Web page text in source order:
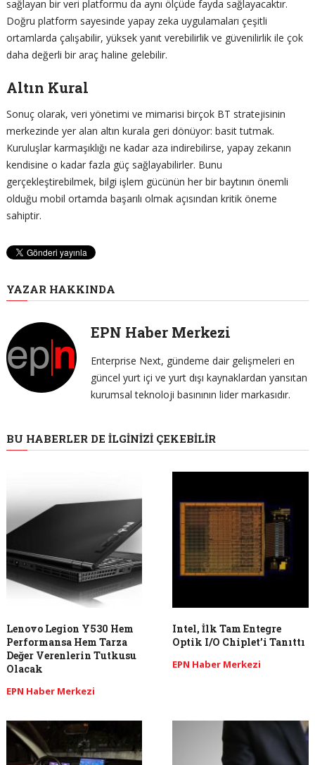
sağlayan bir veri platformu da aynı ölçüde fayda sağlayacaktır.
Doğru platform sayesinde yapay zeka uygulamaları çeşitli
ortamlarda çalışabilir, yüksek yanıt verebilirlik ve güvenilirlik ile çok
daha değerli bir araç haline gelebilir.
Altın Kural
Sonuç olarak, veri yönetimi ve mimarisi birçok BT stratejisinin
merkezinde yer alan altın kurala geri dönüyor: basit tutmak.
Kuruluşlar karmaşıklığı ne kadar aza indirebilirse, yapay zekanın
kendisine o kadar fazla güç sağlayabilirler. Bunu
gerçekleştirebilmek, bilgi işlem gücünün her bir baytının önemli
olduğu mobil ortamda başarılı olmak açısından kritik öneme
sahiptir.
YAZAR HAKKINDA
EPN Haber Merkezi
Enterprise Next, gündeme dair gelişmeleri en
güncel yurt içi ve yurt dışı kaynaklardan yansıtan
kurumsal teknoloji basınının lider markasıdır.
BU HABERLER DE İLGINIZI ÇEKEBILIR
Lenovo Legion Y530 Hem
Performansa Hem Tarza
Değer Verenlerin Tutkusu
Olacak
EPN Haber Merkezi
Intel, İlk Tam Entegre
Optik I/O Chiplet’i Tanıttı
EPN Haber Merkezi